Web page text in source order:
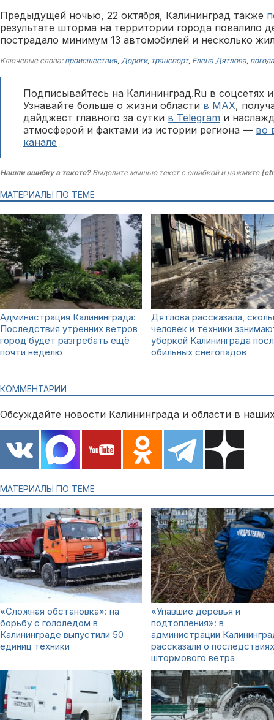
Предыдущей ночью, 22 октября, Калининград также
результате шторма на территории города повалило
пострадало минимум 13 автомобилей и несколько
Ключевые слова: происшествия, Дороги, транспорт, Елена Дятлова, погода
Подписывайтесь на Калининград.Ru в соцсетях
Узнавайте больше о жизни области в MAX,
дайджест главного за сутки в Telegram и
атмосферой и фактами из истории региона — во
канале
Нашли ошибку в тексте?Выделите мышью текст с ошибкой и нажмите
МАТЕРИАЛЫ ПО ТЕМЕ
Администрация Калининграда:
Последствия утренних ветров
город будет разгребать ещё
почти неделю
Дятлова рассказала,
человек и техники
уборкой Калининграда
обильных снегопадов
КОММЕНТАРИИ
Обсуждайте новости Калининграда и области в
МАТЕРИАЛЫ ПО ТЕМЕ
«Сложная обстановка»: на
борьбу с гололёдом в
Калининграде выпустили 50
единиц техники
«Упавшие деревья и
подтопления»: в
администрации
рассказали о последствиях
штормового ветра